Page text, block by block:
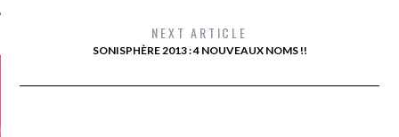
NEXT ARTICLE
SONISPHÈRE 2013 : 4 NOUVEAUX NOMS !!